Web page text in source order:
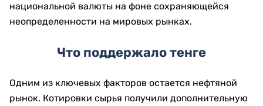
национальной валюты на фоне сохраняющейся
неопределенности на мировых рынках.
Что поддержало тенге
Одним из ключевых факторов остается нефтяной
рынок. Котировки сырья получили дополнительную